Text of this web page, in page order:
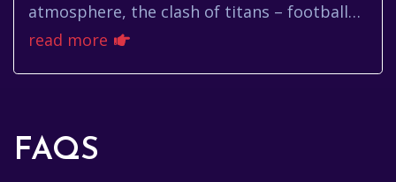
atmosphere, the clash of titans – football
at its finest. And when you talk about iconic
read more
FAQS